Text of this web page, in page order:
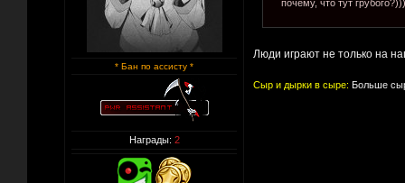
* Бан по ассисту *
Награды: 2
почему, что тут
Люди играют не только на
Сыр и дырки в сыре: Больше